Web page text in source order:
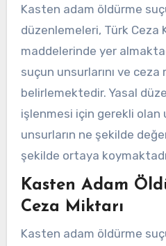
Kasten adam öldürme
düzenlemeleri, Türk Ceza
maddelerinde yer
suçun unsurlarını ve ceza
belirlemektedir. Yasal
işlenmesi için gerekli olan
unsurların ne şekilde
şekilde ortaya
Kasten Adam
Ceza Miktarı
Kasten adam öldürme